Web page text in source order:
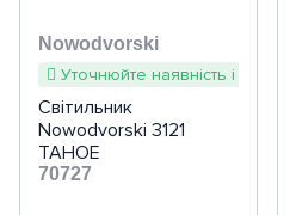
Nowodvorski
Уточнюйте наявність і терміни
Світильник
Nowodvorski 3121
TAHOE
70727